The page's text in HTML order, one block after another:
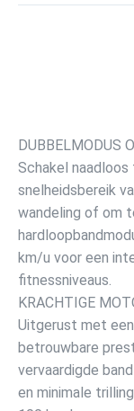
DUBBELMODUS
Schakel
snelheidsbereik
wandeling of om
km/u voor een
fitnessniveaus.
KRACHTIGE
Uitgerust met
betrouwbare
vervaardigde
en minimale